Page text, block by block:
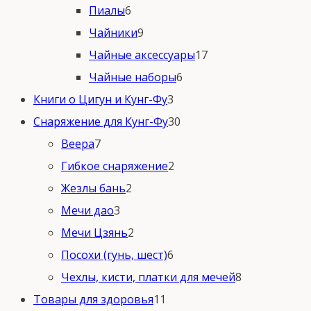
Пиалы6
товаров
Чайники9
товаров
Чайные аксессуары1717
Чайные наборы6
Книги о Цигун и Кунг-Фу3
товара
Снаряжение для Кунг-Фу30
Веера77
товаров
Гибкое снаряжение2
Жезлы бань2
Мечи дао3
товара
Мечи Цзянь2
товара
Посохи (гунь, шест)6
товаров
Чехлы, кисти, платки для мечей8
Товары для здоровья11